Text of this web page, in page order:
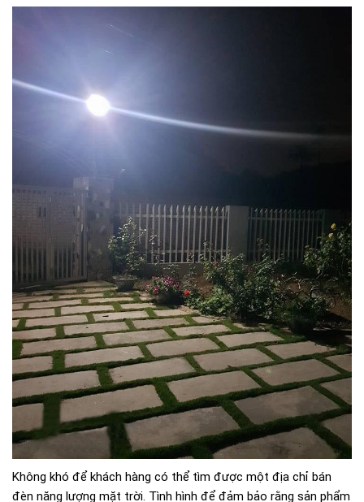
Không khó để khách hàng có thể tìm được một địa chỉ bán
đèn năng lượng mặt trời. Tình hình để đảm bảo rằng sản phẩm